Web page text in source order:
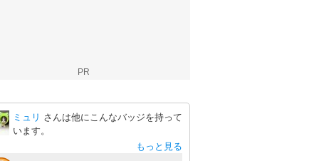
PR
ミュリ さんは他にこんなバッジを持って
います。
もっと見る